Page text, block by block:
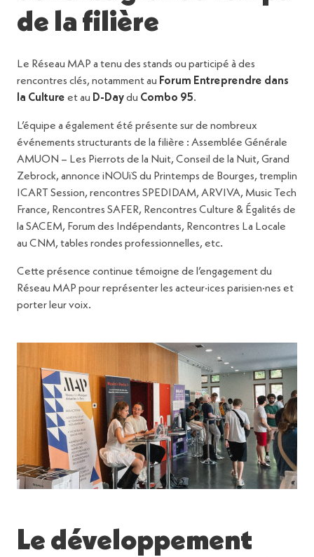
de la filière
Le Réseau MAP a tenu des stands ou participé à des
rencontres clés, notamment au Forum Entreprendre dans
la Culture et au D-Daydu Combo 95.
L’équipe a également été présente sur de nombreux
événements structurants de la filière : Assemblée Générale
AMUON – Les Pierrots de la Nuit, Conseil de la Nuit, Grand
Zebrock, annonce iNOUïS du Printemps de Bourges, tremplin
ICART Session, rencontres SPEDIDAM, ARVIVA, Music Tech
France, Rencontres SAFER, Rencontres Culture & Égalités de
la SACEM, Forum des Indépendants, Rencontres La Locale
au CNM, tables rondes professionnelles, etc.
Cette présence continue témoigne de l’engagement du
Réseau MAP pour représenter les acteur·ices parisien·nes et
porter leur voix.
Le développement